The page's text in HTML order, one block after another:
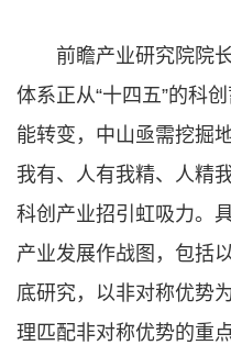
前瞻产业研究院院
体系正从“十四五”的科
能转变，中山亟需挖掘
我有、人有我精、人精
科创产业招引虹吸力。
产业发展作战图，包括
底研究，以非对称优势
理匹配非对称优势的重